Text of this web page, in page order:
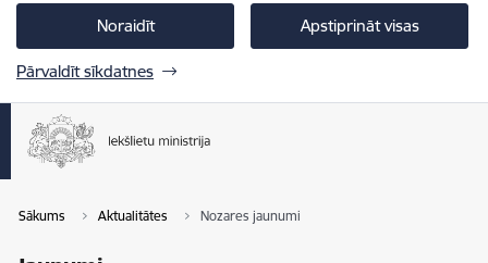
Noraidīt Apstiprināt visas
Pārvaldīt sīkdatnes
Sākums Aktualitātes Nozares jaunumi